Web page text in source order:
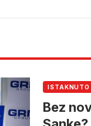
ISTAKNUTO
Bez